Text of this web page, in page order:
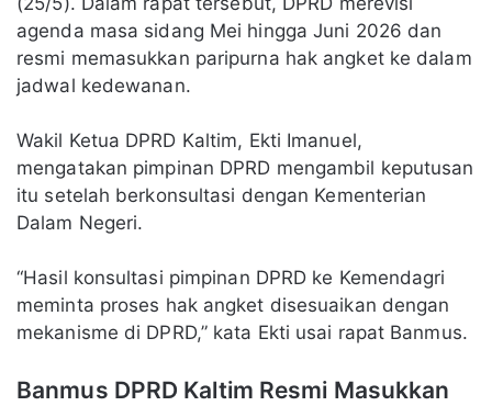
agenda masa sidang Mei hingga Juni 2026 dan
resmi memasukkan paripurna hak angket ke dalam
jadwal kedewanan.
Wakil Ketua DPRD Kaltim, Ekti Imanuel,
mengatakan pimpinan DPRD mengambil keputusan
itu setelah berkonsultasi dengan Kementerian
Dalam Negeri.
“Hasil konsultasi pimpinan DPRD ke Kemendagri
meminta proses hak angket disesuaikan dengan
mekanisme di DPRD,” kata Ekti usai rapat Banmus.
Banmus DPRD Kaltim Resmi Masukkan